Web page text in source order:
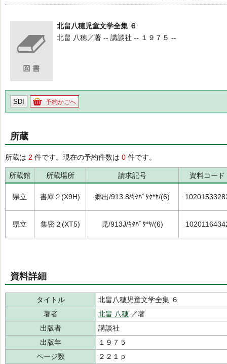
北畠八穂児童文学全集 ６
北畠 八穂／著 -- 講談社 -- １９７５ --
SDI 予約かごへ
所蔵
所蔵は 2 件です。現在の予約件数は 0 件です。
所蔵館 所蔵場所 請求記号 資料コード
県立 書庫２(X9H) 郷出/913.8/ｷﾀﾊﾞﾀｹ*ﾔ/(6)
県立 集密２(XT5) 児/913J/ｷﾀﾊﾞﾀ*ﾔ/(6)
資料詳細
タイトル
北畠八穂児童文学全集 ６
著者
北畠 八穂 ／著
出版者
講談社
出版年
１９７５
ページ数
２２１ｐ